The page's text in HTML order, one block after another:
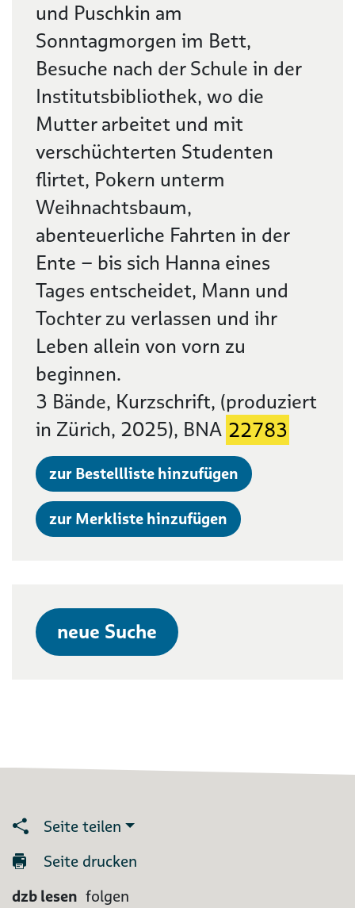
und Puschkin am
Sonntagmorgen im Bett,
Besuche nach der Schule in der
Institutsbibliothek, wo die
Mutter arbeitet und mit
verschüchterten Studenten
flirtet, Pokern unterm
Weihnachtsbaum,
abenteuerliche Fahrten in der
Ente – bis sich Hanna eines
Tages entscheidet, Mann und
Tochter zu verlassen und ihr
Leben allein von vorn zu
beginnen.
3 Bände, Kurzschrift, (produziert
in Zürich, 2025), BNA 22783
zur Bestellliste hinzufügen
zur Merkliste hinzufügen
neue Suche
Seite teilen
Seite drucken
dzb lesen folgen